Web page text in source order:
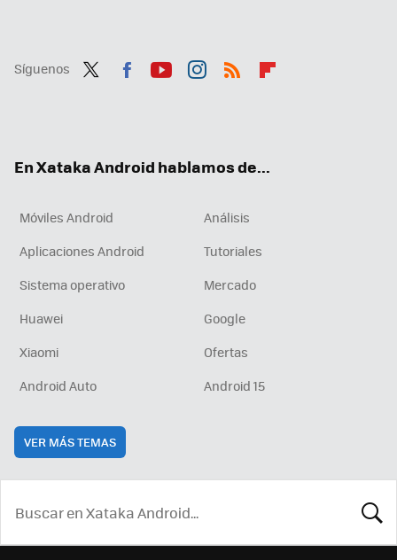
Síguenos
En Xataka Android hablamos de...
Móviles Android
Análisis
Aplicaciones Android
Tutoriales
Sistema operativo
Mercado
Huawei
Google
Xiaomi
Ofertas
Android Auto
Android 15
VER MÁS TEMAS